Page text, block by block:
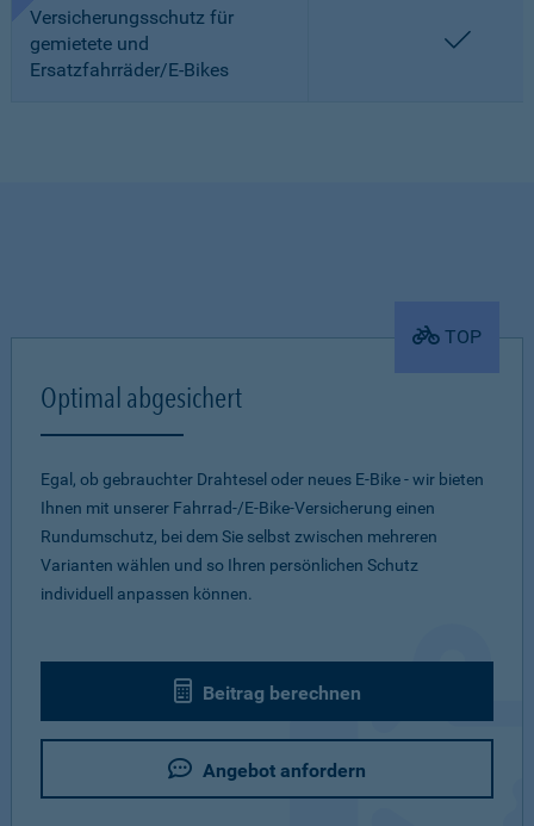
Versicherungsschutz für
gemietete und
Ersatzfahrräder/E-Bikes
TOP
Optimal abgesichert
Egal, ob gebrauchter Drahtesel oder neues E-Bike - wir bieten
Ihnen mit unserer Fahrrad-/E-Bike-Versicherung einen
Rundumschutz, bei dem Sie selbst zwischen mehreren
Varianten wählen und so Ihren persönlichen Schutz
individuell anpassen können.
Beitrag berechnen
Angebot anfordern